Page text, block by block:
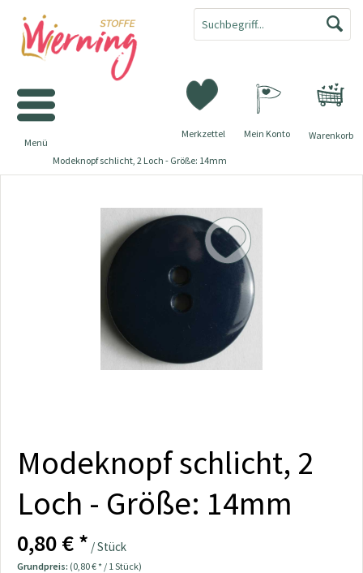
Warenkorb
Merkzettel Mein Konto
Menü
Modeknopf schlicht, 2 Loch - Größe: 14mm
Modeknopf schlicht, 2
Loch - Größe: 14mm
0,80 € * / Stück
Grundpreis: (0,80 € * / 1 Stück)